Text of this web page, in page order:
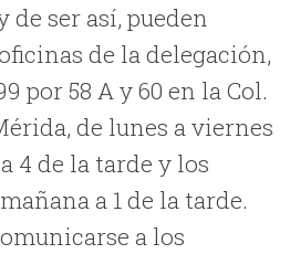
de ser así, pueden
de la delegación,
por 58 A y 60 en la Col.
de lunes a viernes
4 de la tarde y los
a 1 de la tarde.
a los